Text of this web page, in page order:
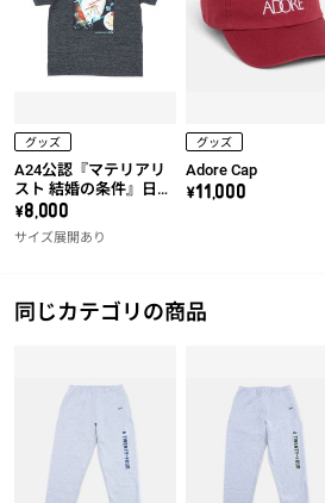
グッズ
A24公認『マテリアリ
スト 結婚の条件』日本
オリジナルTシャツ
（ブラック）
\8,000
サイズ展開あり
グッズ
Adore Cap
\11,000
同じカテゴリの商品